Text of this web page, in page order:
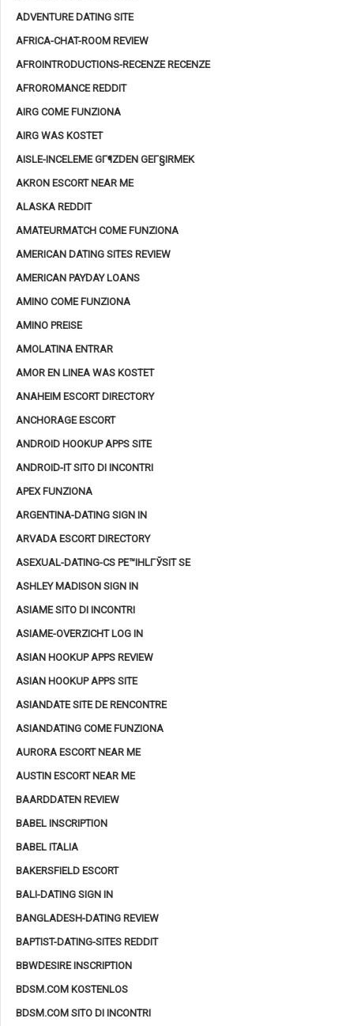
ADVENTURE DATING SITE
AFRICA-CHAT-ROOM REVIEW
AFROINTRODUCTIONS-RECENZE RECENZE
AFROROMANCE REDDIT
AIRG COME FUNZIONA
AIRG WAS KOSTET
AISLE-INCELEME GГ¶ZDEN GEГ§IRMEK
AKRON ESCORT NEAR ME
ALASKA REDDIT
AMATEURMATCH COME FUNZIONA
AMERICAN DATING SITES REVIEW
AMERICAN PAYDAY LOANS
AMINO COME FUNZIONA
AMINO PREISE
AMOLATINA ENTRAR
AMOR EN LINEA WAS KOSTET
ANAHEIM ESCORT DIRECTORY
ANCHORAGE ESCORT
ANDROID HOOKUP APPS SITE
ANDROID-IT SITO DI INCONTRI
APEX FUNZIONA
ARGENTINA-DATING SIGN IN
ARVADA ESCORT DIRECTORY
ASEXUAL-DATING-CS PЕ™IHLГЎSIT SE
ASHLEY MADISON SIGN IN
ASIAME SITO DI INCONTRI
ASIAME-OVERZICHT LOG IN
ASIAN HOOKUP APPS REVIEW
ASIAN HOOKUP APPS SITE
ASIANDATE SITE DE RENCONTRE
ASIANDATING COME FUNZIONA
AURORA ESCORT NEAR ME
AUSTIN ESCORT NEAR ME
BAARDDATEN REVIEW
BABEL INSCRIPTION
BABEL ITALIA
BAKERSFIELD ESCORT
BALI-DATING SIGN IN
BANGLADESH-DATING REVIEW
BAPTIST-DATING-SITES REDDIT
BBWDESIRE INSCRIPTION
BDSM.COM KOSTENLOS
BDSM.COM SITO DI INCONTRI